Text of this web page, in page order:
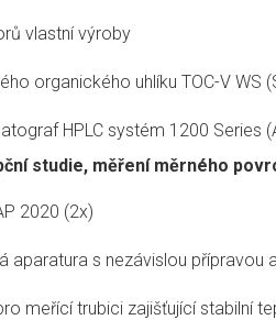
vlastní výroby
organického uhlíku TOC-V WS
HPLC systém 1200 Series
studie, měření měrného
2020 (2x)
aparatura s nezávislou přípravou
meřící trubici zajišťující stabilní